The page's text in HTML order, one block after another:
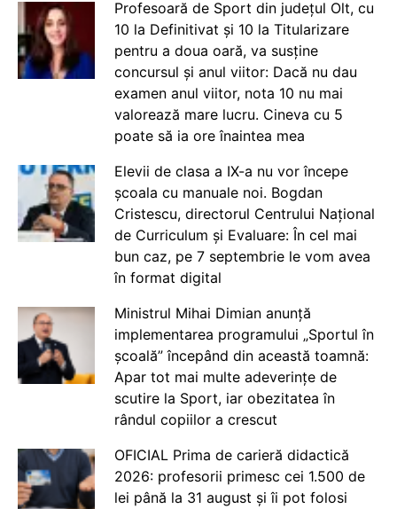
Profesoară de Sport din județul Olt, cu
10 la Definitivat și 10 la Titularizare
pentru a doua oară, va susține
concursul și anul viitor: Dacă nu dau
examen anul viitor, nota 10 nu mai
valorează mare lucru. Cineva cu 5
poate să ia ore înaintea mea
Elevii de clasa a IX-a nu vor începe
școala cu manuale noi. Bogdan
Cristescu, directorul Centrului Național
de Curriculum și Evaluare: În cel mai
bun caz, pe 7 septembrie le vom avea
în format digital
Ministrul Mihai Dimian anunță
implementarea programului „Sportul în
școală” începând din această toamnă:
Apar tot mai multe adeverințe de
scutire la Sport, iar obezitatea în
rândul copiilor a crescut
OFICIAL Prima de carieră didactică
2026: profesorii primesc cei 1.500 de
lei până la 31 august și îi pot folosi